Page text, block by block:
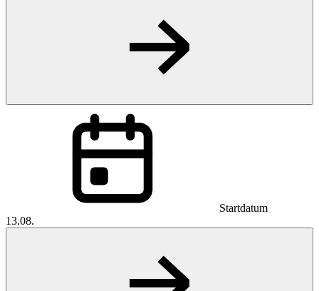
Startdatum
13.08.